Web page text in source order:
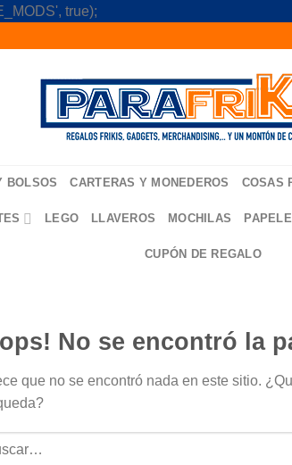
true);
BOLSOS CARTERAS Y MONEDEROS COSAS
LEGO LLAVEROS MOCHILAS
CUPÓN DE REGALO
No se encontró la
que no se encontró nada en este sitio.